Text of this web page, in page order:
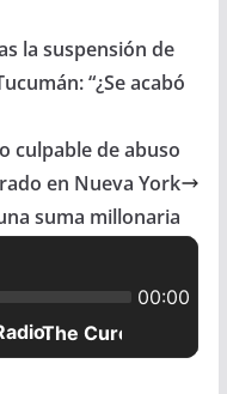
r
la suspensión de
“¿Se acabó
culpable de abuso
en Nueva York
suma millonaria